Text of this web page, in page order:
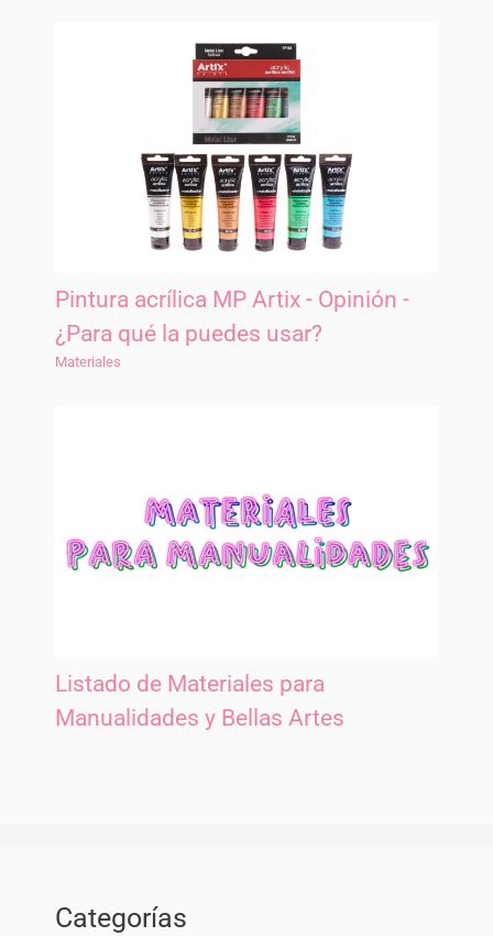
Pintura acrílica MP Artix - Opinión -
¿Para qué la puedes usar?
Materiales
Listado de Materiales para
Manualidades y Bellas Artes
Categorías